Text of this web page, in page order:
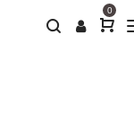
0